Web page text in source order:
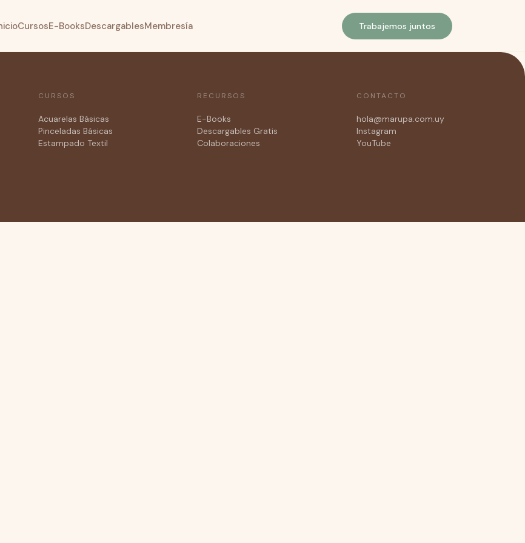
CursosE-BooksDescargablesMembresía Trabajemos juntos
CURSOS
Acuarelas Básicas
Pinceladas Básicas
Estampado Textil
RECURSOS
E-Books
Descargables Gratis
Colaboraciones
CONTACTO
hola@marupa.com.uy
Instagram
YouTube